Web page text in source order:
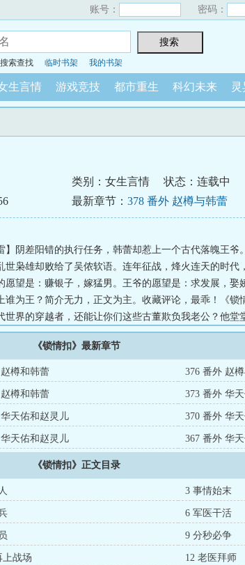
账号： 密码：
索查找 临时书架 我的书架
生言情 游戏竞技 都市重生 科幻未来
类别：女生言情
状态：连载中
最新章节： 378 番外 赵樽与韩蕾
】阴差阳错的执行任务，韩蕾却惹上一个古代落魄王爷
世枭雄却败给了吴侬软语。连年征战，烽火连天的时代
愿望是：赚银子，嫁猛男。王爷的愿望是：求发展，娶
谁为王？简介无力，正文为主。收藏评论，最乖！《锁
世界的穿越者，还能让你们这些古董欺负我老公？他堂
了命。她问他：“你在想什么？”他答：“我心已死，你
“那还等什么，现在就去干他呀！”...
《锁情扣》最新章节
樽和韩蕾 376 番外 赵
樽和韩蕾 373 番外 华
天佑和赵灵儿 370 番外 华
天佑和赵灵儿 367 番外 华
《锁情扣》正文目录
3 事情始末
6 军医干活
9 分秒必争
上战场 12 老医拜师